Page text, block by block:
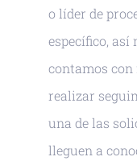
o líder de
específico,
contamos
realizar
una de las
lleguen a